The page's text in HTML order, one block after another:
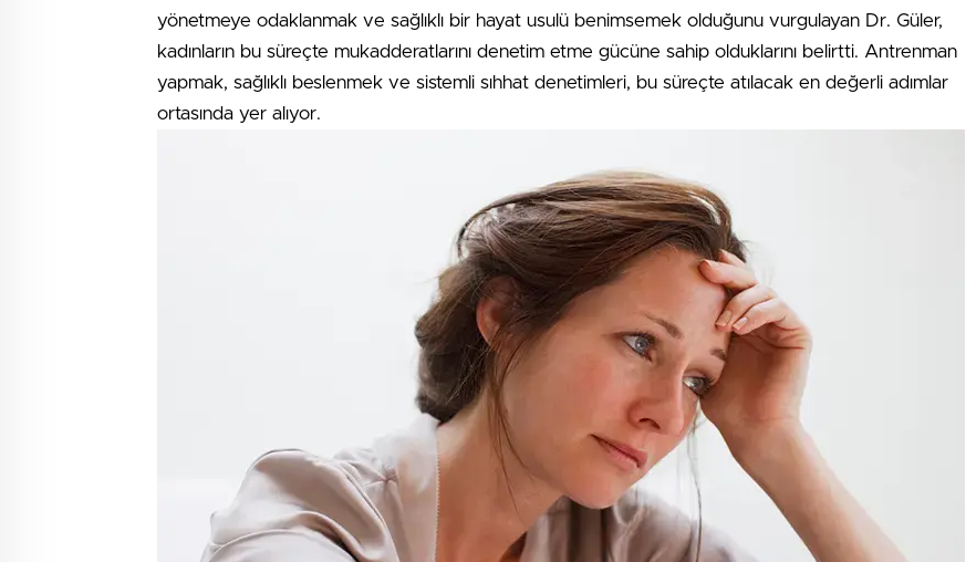
yönetmeye odaklanmak ve sağlıklı bir hayat usulü benimsemek olduğunu vurgulayan Dr. Güler,
kadınların bu süreçte mukadderatlarını denetim etme gücüne sahip olduklarını belirtti. Antrenman
yapmak, sağlıklı beslenmek ve sistemli sıhhat denetimleri, bu süreçte atılacak en değerli adımlar
ortasında yer alıyor.